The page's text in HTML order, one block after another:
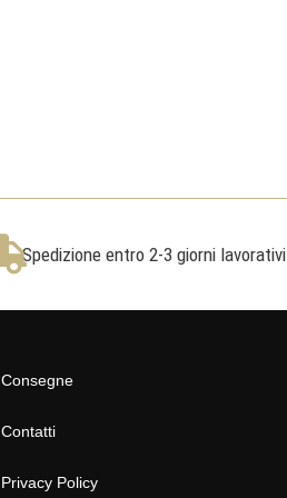
Spedizione entro 2-3 giorni lavorativi
Consegne
Contatti
Privacy Policy